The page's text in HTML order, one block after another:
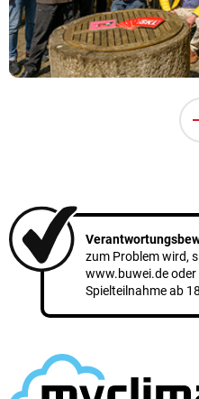
Kandidatinnen und
des „SKL Millionen-Events“ in
zum Problem wird,
www.buwei.deoder
Spielteilnahme ab